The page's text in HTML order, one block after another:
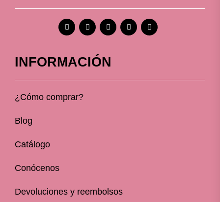
INFORMACIÓN
¿Cómo comprar?
Blog
Catálogo
Conócenos
Devoluciones y reembolsos